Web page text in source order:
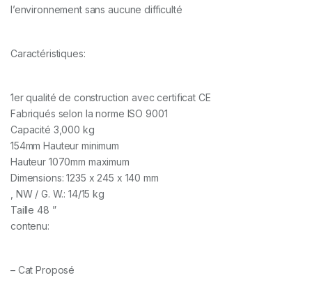
l’environnement sans aucune difficulté
Caractéristiques:
1er qualité de construction avec certificat CE
Fabriqués selon la norme ISO 9001
Capacité 3,000 kg
154mm Hauteur minimum
Hauteur 1070mm maximum
Dimensions: 1235 x 245 x 140 mm
, NW / G. W.: 14/15 kg
Taille 48 ”
contenu:
– Cat Proposé